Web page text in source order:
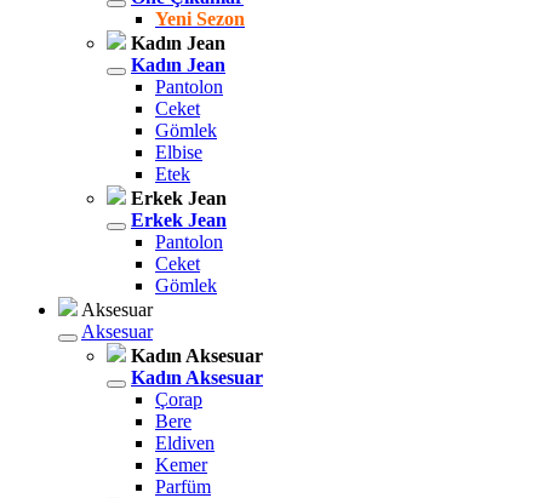
Yeni Sezon
Kadın Jean
Kadın Jean
Pantolon
Ceket
Gömlek
Elbise
Etek
Erkek Jean
Erkek Jean
Pantolon
Ceket
Gömlek
Aksesuar
Aksesuar
Kadın Aksesuar
Kadın Aksesuar
Çorap
Bere
Eldiven
Kemer
Parfüm